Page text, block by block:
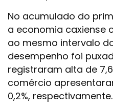
No acumulado do
a economia caxiense
ao mesmo intervalo
desempenho foi
registraram alta de
comércio
0,2%, respectivamente.